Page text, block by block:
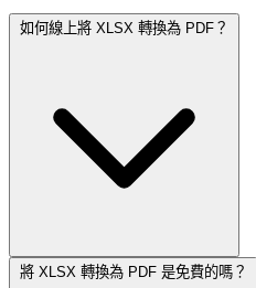
如何線上將 XLSX 轉換為 PDF？
將 XLSX 轉換為 PDF 是免費的嗎？